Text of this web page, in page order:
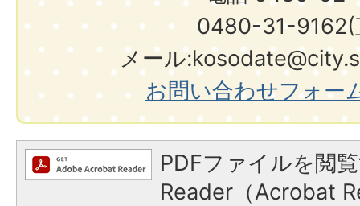
0480-31-9162(
メール
お問い合わせフォー
PDFファイルを閲
Reader（Acrobat